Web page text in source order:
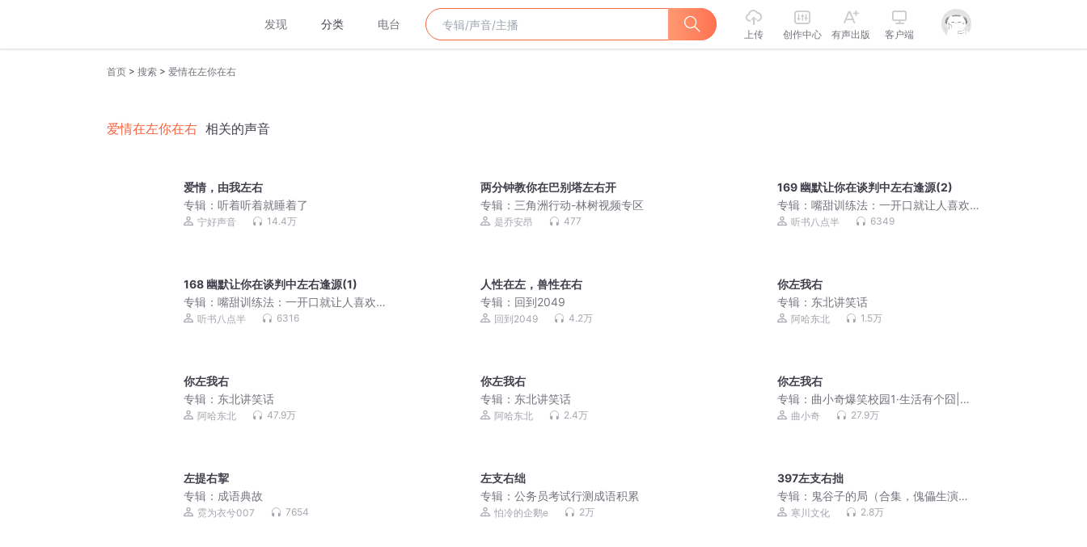
发现 分类 电台
上传 创作中心 有声出版 客户端
首页 > 搜索 > 爱情在左你在右
爱情在左你在右 相关的声音
爱情，由我左右
专辑： 听着听着就睡着了
宁好声音 14.4万
两分钟教你在巴别塔左右开
专辑： 三角洲行动-林树视频专区
是乔安昂 477
169 幽默让你在谈判中左右逢源(2)
专辑：嘴甜训练法：一开口就让人喜欢
的说话套路
听书八点半 6349
168 幽默让你在谈判中左右逢源(1)
专辑： 嘴甜训练法：一开口就让人喜欢
的说话套路
听书八点半 6316
人性在左，兽性在右
专辑： 回到2049
回到2049 4.2万
你左我右
专辑： 东北讲笑话
阿哈东北 1.5万
你左我右
专辑： 东北讲笑话
阿哈东北 47.9万
你左我右
专辑： 东北讲笑话
阿哈东北 2.4万
你左我右
专辑： 曲小奇爆笑校园1·生活有个囧|小
学生笑话|睡前故事
曲小奇 27.9万
左提右挈
专辑： 成语典故
霓为衣兮007 7654
左支右绌
专辑：公务员考试行测成语积累
怕冷的企鹅e 2万
397左支右拙
专辑： 鬼谷子的局（合集，傀儡生演
播）寒川文化 2.8万